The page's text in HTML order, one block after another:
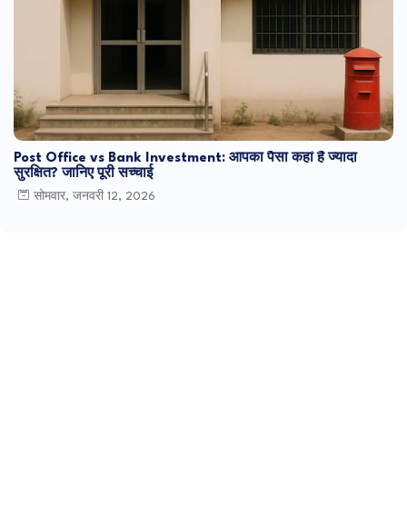
Post Office vs Bank Investment: आपका पैसा कहां है ज्यादा
सुरक्षित? जानिए पूरी सच्चाई
सोमवार, जनवरी 12, 2026